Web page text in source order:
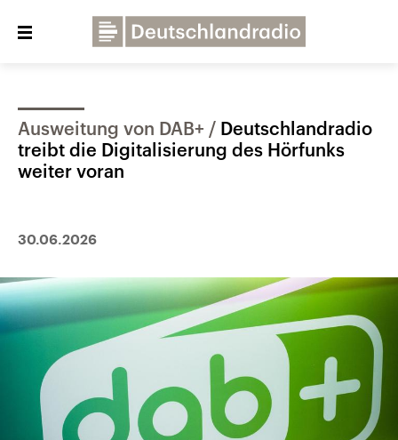
Close
Deutschlandfunk Kultur
Über uns Programme Presse
Dialog und Kontakt Veranstaltungen
Ausweitung von DAB+
Deutschlandradio
treibt die Digitalisierung des Hörfunks
weiter voran
30.06.2026